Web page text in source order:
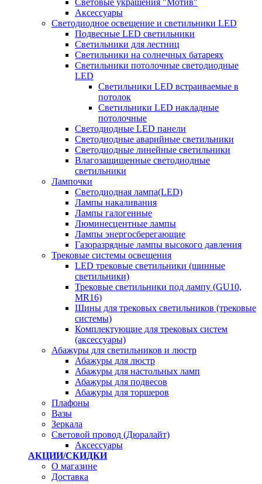
Световые украшения "Мотив"
Аксессуары
Светодиодное освещение и светильники LED
Подвесные LED светильники
Светильники для лестниц
Светильники на солнечных батареях
Светильники потолочные светодиодные
LED
Cветильники LED встраиваемые в
потолок
Светильники LED накладные
потолочные
Светодиодные LED панели
Светодиодные аварийные светильники
Светодиодные линейные светильники
Влагозащищенные светодиодные
светильники
Лампочки
Светодиодная лампа(LED)
Лампы накаливания
Лампы галогенные
Люминесцентные лампы
Лампы энергосберегающие
Газоразрядные лампы высокого давления
Трековые системы освещения
LED трековые светильники (шинные
светильники)
Трековые светильники под лампу (GU10,
MR16)
Шины для трековых светильников (трековые
системы)
Комплектующие для трековых систем
(аксессуары)
Абажуры для светильников и люстр
Абажуры для люстр
Абажуры для настольных ламп
Абажуры для подвесов
Абажуры для торшеров
Плафоны
Вазы
Зеркала
Световой провод (Дюралайт)
Аксессуары
АКЦИИ/СКИДКИ
О магазине
Доставка